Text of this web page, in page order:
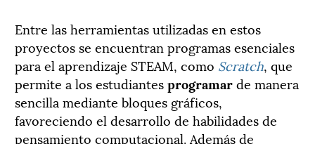
Entre las herramientas utilizadas en estos
proyectos se encuentran programas esenciales
para el aprendizaje STEAM, como Scratch, que
permite a los estudiantesprogramarde manera
sencilla mediante bloques gráficos,
favoreciendo el desarrollo de habilidades de
pensamiento computacional. Además de